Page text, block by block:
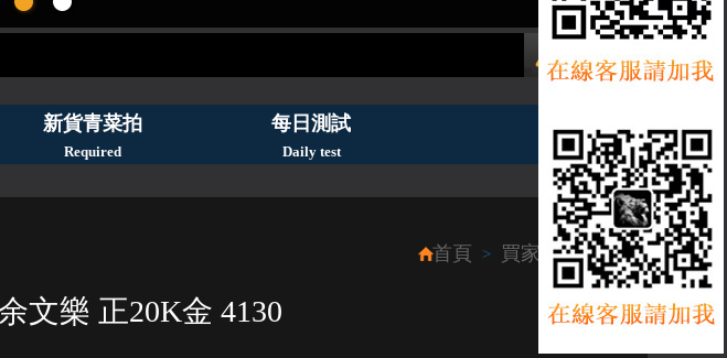
新貨青菜拍
Required
每日測試
Daily test
首頁 > 買家簽收分享
文樂 正20K金 4130